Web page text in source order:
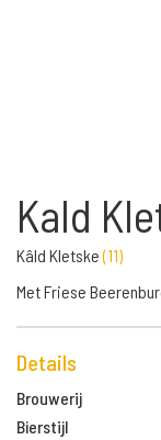
Kald
Kâld Kletske(11)
Met Friese
Details
Brouwerij
Bierstijl